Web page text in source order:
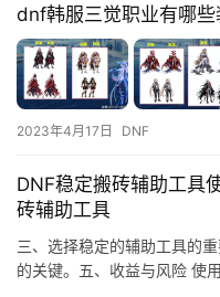
dnf韩服三觉职业有哪
2023年4月17日 DNF
DNF稳定搬砖辅助工具
砖辅助工具
三、选择稳定的辅助工具的
的关键。五、收益与风险 使